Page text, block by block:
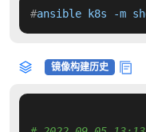
#ansible k8s -m
镜像构建历史